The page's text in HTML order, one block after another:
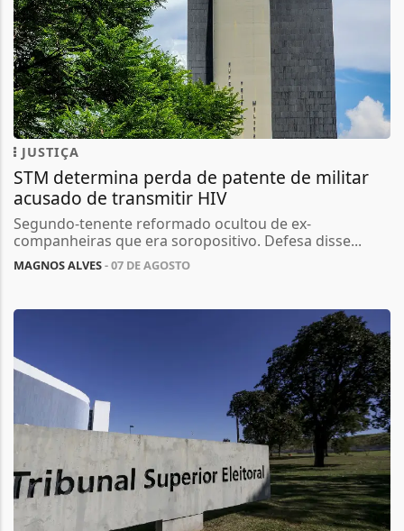
JUSTIÇA
STM determina perda de patente de militar
acusado de transmitir HIV
Segundo-tenente reformado ocultou de ex-
companheiras que era soropositivo. Defesa disse...
MAGNOS ALVES- 07 DE AGOSTO